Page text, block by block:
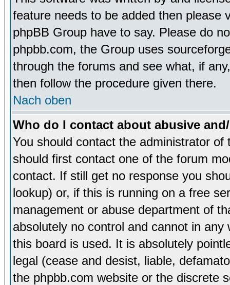
feature needs to be added then please
phpBB Group have to say. Please do
phpbb.com, the Group uses
through the forums and see what, if
then follow the procedure given there.
Nach oben
Who do I contact about abusive
You should contact the administrator
should first contact one of the forum
contact. If still get no response you
lookup) or, if this is running on a free
management or abuse department of
absolutely no control and cannot in
this board is used. It is absolutely
legal (cease and desist, liable,
the phpbb.com website or the discrete